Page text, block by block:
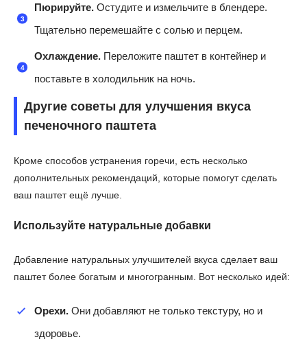
Пюрируйте. Остудите и измельчите в блендере.
Тщательно перемешайте с солью и перцем.
Охлаждение. Переложите паштет в контейнер и
поставьте в холодильник на ночь.
Другие советы для улучшения вкуса
печеночного паштета
Кроме способов устранения горечи, есть несколько
дополнительных рекомендаций, которые помогут сделать
ваш паштет ещё лучше.
Используйте натуральные добавки
Добавление натуральных улучшителей вкуса сделает ваш
паштет более богатым и многогранным. Вот несколько идей:
Орехи. Они добавляют не только текстуру, но и
здоровье.